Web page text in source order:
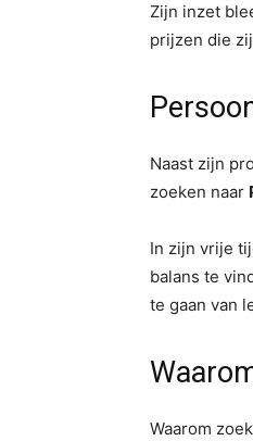
Zijn inzet
prijzen die
Naast zijn
zoeken naar
In zijn vrije
balans te
te gaan van
Waarom